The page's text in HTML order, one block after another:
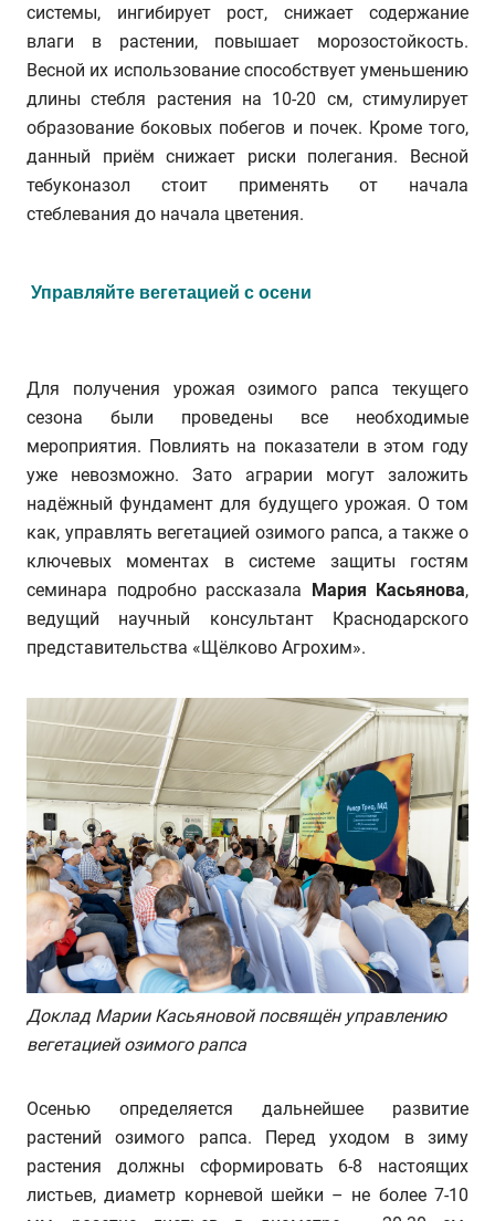
системы, ингибирует рост, снижает содержание
влаги в растении, повышает морозостойкость.
Весной их использование способствует уменьшению
длины стебля растения на 10-20 см, стимулирует
образование боковых побегов и почек. Кроме того,
данный приём снижает риски полегания. Весной
тебуконазол стоит применять от начала
стеблевания до начала цветения.
Управляйте вегетацией с осени
Для получения урожая озимого рапса текущего
сезона были проведены все необходимые
мероприятия. Повлиять на показатели в этом году
уже невозможно. Зато аграрии могут заложить
надёжный фундамент для будущего урожая. О том
как, управлять вегетацией озимого рапса, а также о
ключевых моментах в системе защиты гостям
семинара подробно рассказала Мария Касьянова,
ведущий научный консультант Краснодарского
представительства «Щёлково Агрохим».
Доклад Марии Касьяновой посвящён управлению
вегетацией озимого рапса
Осенью определяется дальнейшее развитие
растений озимого рапса. Перед уходом в зиму
растения должны сформировать 6-8 настоящих
листьев, диаметр корневой шейки – не более 7-10